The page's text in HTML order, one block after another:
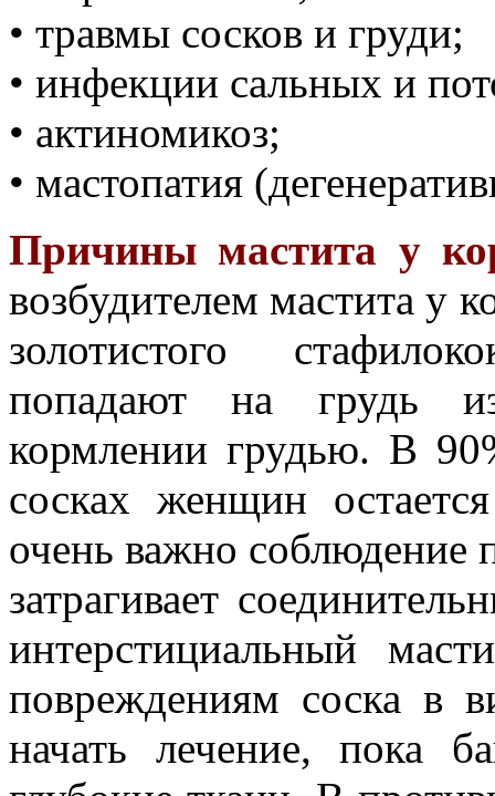
• травмы сосков и груди;
• инфекции сальных и
• актиномикоз;
• мастопатия
Причины мастита у
возбудителем мастита у
золотистого
попадают на грудь
кормлении грудью. В
сосках женщин
очень важно соблюдение
затрагивает
интерстициальный
повреждениям соска в
начать лечение, пока